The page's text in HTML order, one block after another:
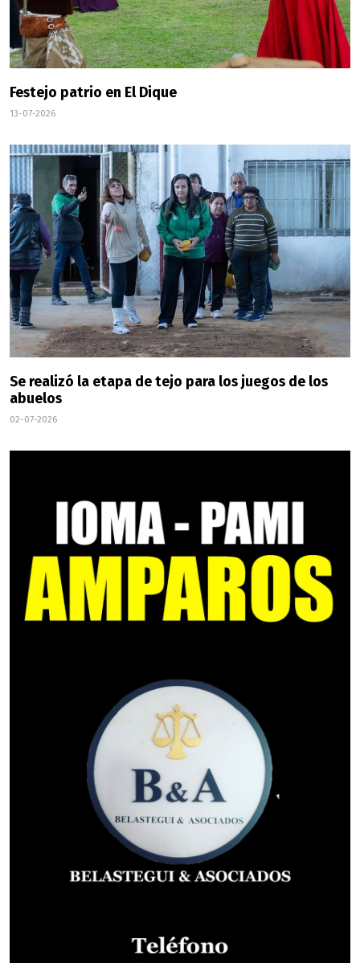
Festejo patrio en El Dique
13-07-2026
Se realizó la etapa de tejo para los juegos de los
abuelos
02-07-2026